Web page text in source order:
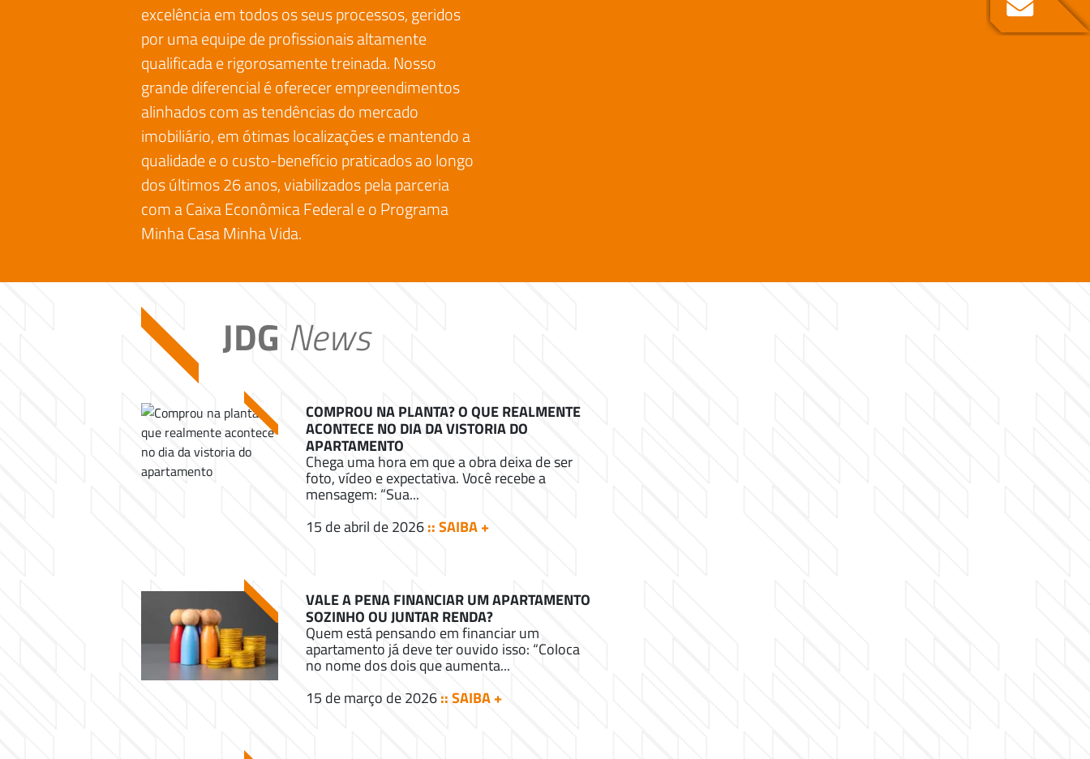
excelência em todos os seus processos, geridos
por uma equipe de profissionais altamente
qualificada e rigorosamente treinada. Nosso
grande diferencial é oferecer empreendimentos
alinhados com as tendências do mercado
imobiliário, em ótimas localizações e mantendo a
qualidade e o custo-benefício praticados ao longo
dos últimos 26 anos, viabilizados pela parceria
com a Caixa Econômica Federal e o Programa
Minha Casa Minha Vida.
JDG News
COMPROU NA PLANTA? O QUE REALMENTE
ACONTECE NO DIA DA VISTORIA DO
APARTAMENTO
Chega uma hora em que a obra deixa de ser
foto, vídeo e expectativa. Você recebe a
mensagem: “Sua...
15 de abril de 2026:: SAIBA +
VALE A PENA FINANCIAR UM APARTAMENTO
SOZINHO OU JUNTAR RENDA?
Quem está pensando em financiar um
apartamento já deve ter ouvido isso: “Coloca
no nome dos dois que aumenta...
15 de março de 2026:: SAIBA +